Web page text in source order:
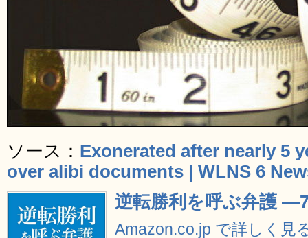
ソース： Exonerated after nearly 5
over alibi documents | WLNS 6
逆転勝利を呼ぶ弁護
Amazon.co.jp で詳しく見